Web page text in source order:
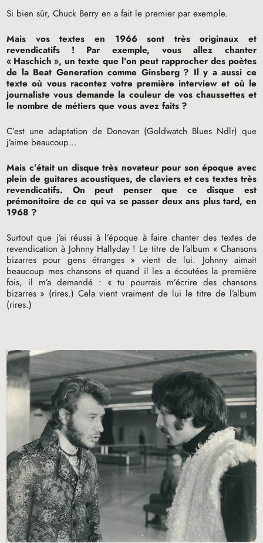
Si bien sûr, Chuck Berry en a fait le premier par exemple.
Mais vos textes en 1966 sont très originaux et
revendicatifs
! Par exemple, vous allez chanter
« Haschich », un texte que l’on peut rapprocher des poètes
de la Beat Generation comme Ginsberg ? Il y a aussi ce
texte où vous racontez votre première interview et où le
journaliste vous demande la couleur de vos chaussettes et
le nombre de métiers que vous avez faits ?
C’est une adaptation de Donovan (Goldwatch Blues Ndlr) que
j’aime beaucoup…
Mais c’était un disque très novateur pour son époque avec
plein de guitares acoustiques, de claviers et ces textes très
revendicatifs. On peut penser que ce disque est
prémonitoire de ce qui va se passer deux ans plus tard, en
1968 ?
Surtout que j’ai réussi à l’époque à faire chanter des textes de
revendication à Johnny Hallyday ! Le titre de l’album « Chansons
bizarres pour gens étranges » vient de lui. Johnny aimait
beaucoup mes chansons et quand il les a écoutées la première
fois, il m’a demandé : « tu pourrais m’écrire des chansons
bizarres » (rires.) Cela vient vraiment de lui le titre de l’album
(rires.)